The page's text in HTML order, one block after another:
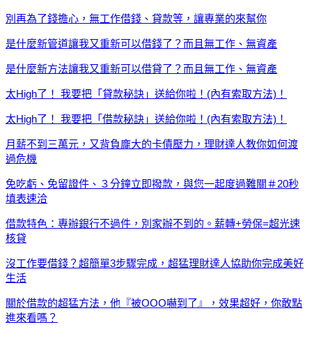
別再為了錢擔心，無工作借錢、貸款等，讓專業的來幫你
是什麼新管道讓我又重新可以借錢了？而且無工作、無資產
是什麼新方法讓我又重新可以借貸了？而且無工作、無資產
太High了！ 我要把「貸款秘訣」送給你啦！(內有索取方法)！
太High了！ 我要把「借款秘訣」送給你啦！(內有索取方法)！
月薪不到三萬元，又背負龐大的卡債壓力，理財達人教你如何渡
過危機
免吃虧、免留證件、３分鐘立即撥款，與您一起度過難關＃20秒
填表速洽
借款特色：專辦銀行不過件，別家辦不到的。薪轉+勞保=超光速
核貸
沒工作要借錢？超簡單3步驟完成，超猛理財達人協助你完成美好
生活
關於借款的超猛方法，他『被OOO嚇到了』，效果超好，你敢點
進來看嗎？